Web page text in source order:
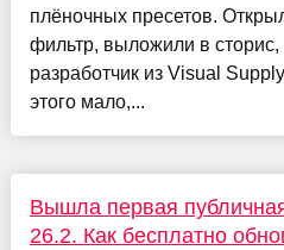
плёночных пресетов.
фильтр, выложили в
разработчик из Visual
этого мало,...
Вышла первая
26.2. Как бесплатно